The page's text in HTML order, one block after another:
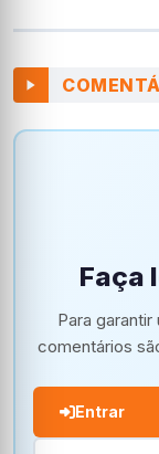
Faça
Para
comentários
Entrar